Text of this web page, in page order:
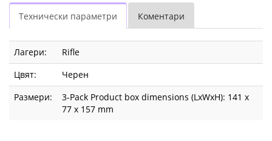
Технически параметри Коментари
Лагери:
Rifle
Цвят:
Черен
Размери:
3-Pack Product box dimensions (LxWxH): 141 x
77 x 157 mm